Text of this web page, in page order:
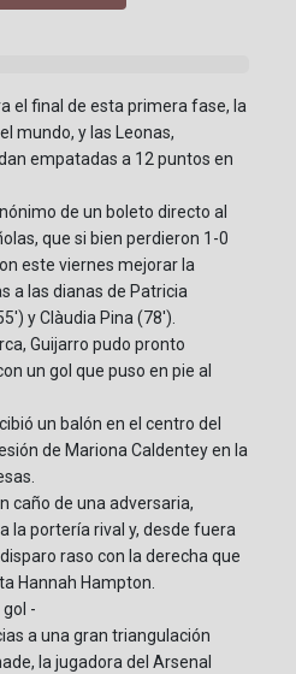
el final de esta primera fase, la
mundo, y las Leonas,
empatadas a 12 puntos en
de un boleto directo al
que si bien perdieron 1-0
este viernes mejorar la
a las dianas de Patricia
y Clàudia Pina (78').
Guijarro pudo pronto
un gol que puso en pie al
un balón en el centro del
de Mariona Caldentey en la
caño de una adversaria,
la portería rival y, desde fuera
raso con la derecha que
Hannah Hampton.
-
a una gran triangulación
la jugadora del Arsenal